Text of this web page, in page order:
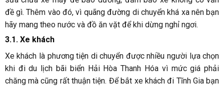
đề gì. Thêm vào đó, vì quãng đường di chuyển khá xa nên bạn
hãy mang theo nước và đồ ăn vặt để khi dừng nghỉ ngơi.
3.1. Xe khách
Xe khách là phương tiện di chuyển được nhiều người lựa chọn
khi đi du lịch bãi biển Hải Hòa Thanh Hóa vì mức giá phải
chăng mà cũng rất thuận tiện. Để bắt xe khách đi Tĩnh Gia bạn